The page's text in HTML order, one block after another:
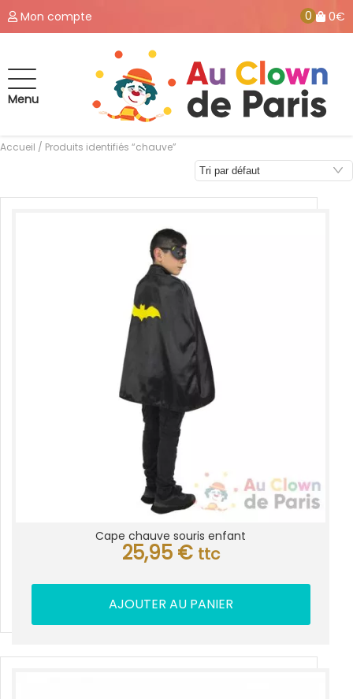
Mon compte 0 0€
Menu
Accueil / Produits identifiés “chauve”
Cape chauve souris enfant
25,95 € ttc
AJOUTER AU PANIER